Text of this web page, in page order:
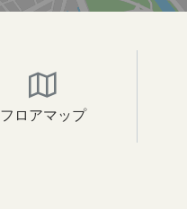
フロアマップ